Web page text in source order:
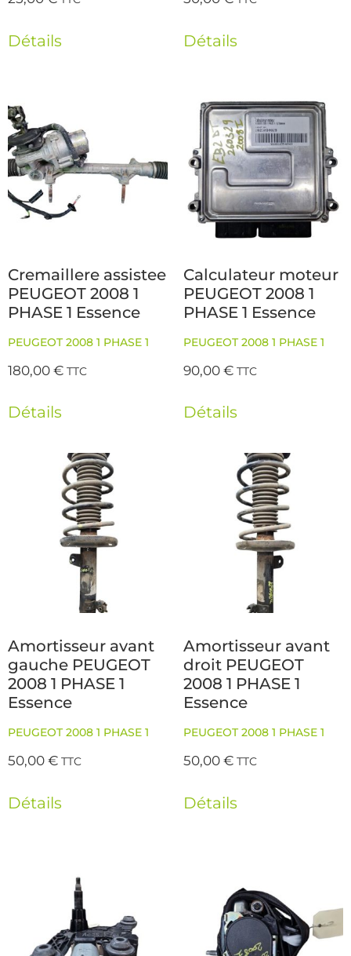
Détails Détails
Cremaillere assistee
PEUGEOT 2008 1
PHASE 1 Essence
PEUGEOT 2008 1 PHASE 1
180,00€ TTC
Détails
Calculateur moteur
PEUGEOT 2008 1
PHASE 1 Essence
PEUGEOT 2008 1 PHASE 1
90,00€ TTC
Détails
Amortisseur avant
gauche PEUGEOT
2008 1 PHASE 1
Essence
PEUGEOT 2008 1 PHASE 1
50,00€ TTC
Détails
Amortisseur avant
droit PEUGEOT
2008 1 PHASE 1
Essence
PEUGEOT 2008 1 PHASE 1
50,00€ TTC
Détails